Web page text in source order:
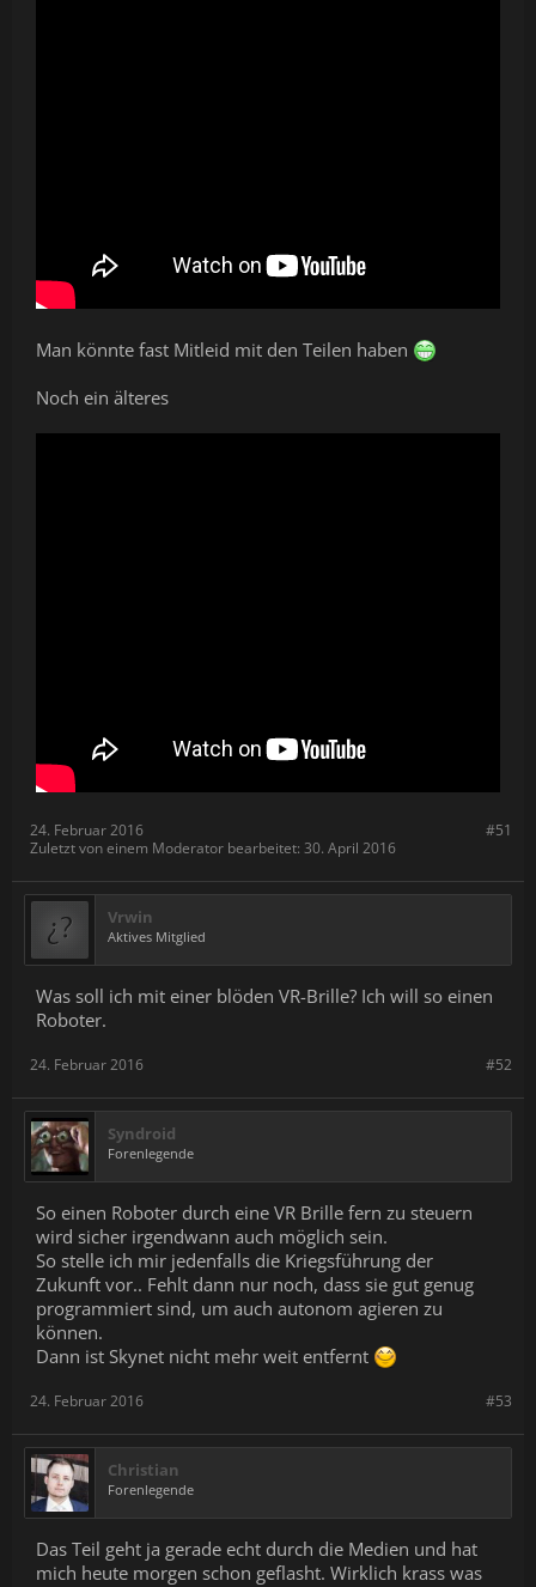
Man könnte fast Mitleid mit den Teilen haben
Noch ein älteres
#51
24. Februar 2016
Zuletzt von einem Moderator bearbeitet: 30. April 2016
Vrwin
Aktives Mitglied
Was soll ich mit einer blöden VR-Brille? Ich will so einen
Roboter.
#52
24. Februar 2016
Syndroid
Forenlegende
So einen Roboter durch eine VR Brille fern zu steuern
wird sicher irgendwann auch möglich sein.
So stelle ich mir jedenfalls die Kriegsführung der
Zukunft vor.. Fehlt dann nur noch, dass sie gut genug
programmiert sind, um auch autonom agieren zu
können.
Dann ist Skynet nicht mehr weit entfernt
#53
24. Februar 2016
Christian
Forenlegende
Das Teil geht ja gerade echt durch die Medien und hat
mich heute morgen schon geflasht. Wirklich krass was